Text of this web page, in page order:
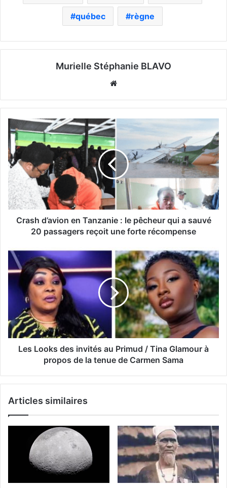
québec règne
Murielle Stéphanie BLAVO
Crash d’avion en Tanzanie : le pêcheur qui a sauvé
20 passagers reçoit une forte récompense
Les Looks des invités au Primud / Tina Glamour à
propos de la tenue de Carmen Sama
Articles similaires